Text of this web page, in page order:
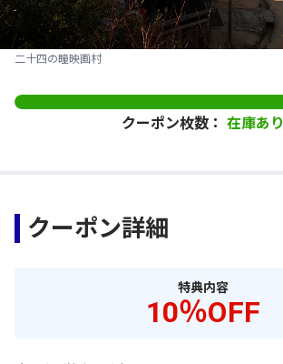
二十四の瞳映画村
クーポン枚数： 在庫あり
クーポン詳細
特典内容
10％OFF